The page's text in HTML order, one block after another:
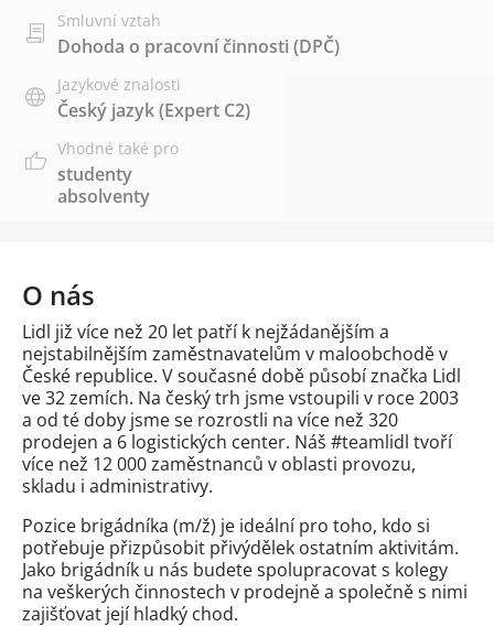
Smluvní vztah
Dohoda o pracovní činnosti (DPČ)
Jazykové znalosti
Český jazyk(Expert C2)
Vhodné také pro
studenty
absolventy
O nás
Lidl již více než 20 let patří k nejžádanějším a
nejstabilnějším zaměstnavatelům v maloobchodě v
České republice. V současné době působí značka Lidl
ve 32 zemích. Na český trh jsme vstoupili v roce 2003
a od té doby jsme se rozrostli na více než 320
prodejen a 6 logistických center. Náš #teamlidl tvoří
více než 12 000 zaměstnanců v oblasti provozu,
skladu i administrativy.
Pozice brigádníka (m/ž) je ideální pro toho, kdo si
potřebuje přizpůsobit přivýdělek ostatním aktivitám.
Jako brigádník u nás budete spolupracovat s kolegy
na veškerých činnostech v prodejně a společně s nimi
zajišťovat její hladký chod.